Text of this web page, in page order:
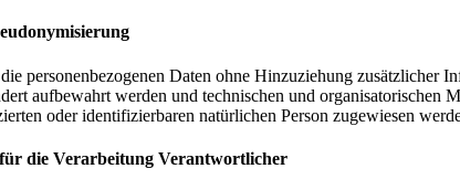
personenbezogenen Daten ohne Hinzuziehung zusätzlicher
aufbewahrt werden und technischen und organisatorischen
oder identifizierbaren natürlichen Person zugewiesen
die Verarbeitung Verantwortlicher